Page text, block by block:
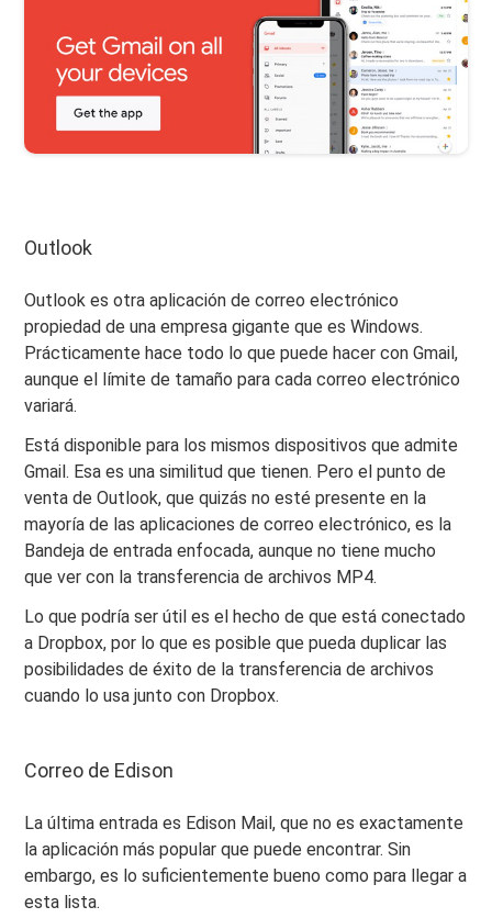
Outlook
Outlook es otra aplicación de correo electrónico
propiedad de una empresa gigante que es Windows.
Prácticamente hace todo lo que puede hacer con Gmail,
aunque el límite de tamaño para cada correo electrónico
variará.
Está disponible para los mismos dispositivos que admite
Gmail. Esa es una similitud que tienen. Pero el punto de
venta de Outlook, que quizás no esté presente en la
mayoría de las aplicaciones de correo electrónico, es la
Bandeja de entrada enfocada, aunque no tiene mucho
que ver con la transferencia de archivos MP4.
Lo que podría ser útil es el hecho de que está conectado
a Dropbox, por lo que es posible que pueda duplicar las
posibilidades de éxito de la transferencia de archivos
cuando lo usa junto con Dropbox.
Correo de Edison
La última entrada es Edison Mail, que no es exactamente
la aplicación más popular que puede encontrar. Sin
embargo, es lo suficientemente bueno como para llegar a
esta lista.